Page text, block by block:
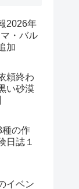
2026年
・バル
加
頼終わ
い砂漠
種の作
日誌１
イベン